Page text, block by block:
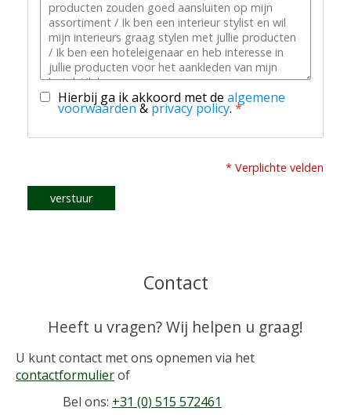
Hierbij ga ik akkoord met de algemene
voorwaarden & privacy policy. *
* Verplichte velden
verstuur
Contact
Heeft u vragen? Wij helpen u graag!
U kunt contact met ons opnemen via het
contactformulierof
Bel ons: +31 (0) 515 572461